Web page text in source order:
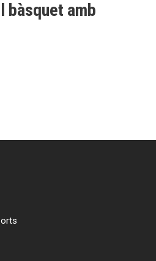
bàsquet amb